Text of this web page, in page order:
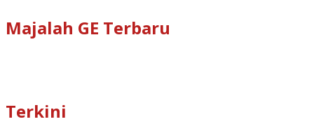
Majalah GE Terbaru
Terkini